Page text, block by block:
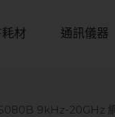
耗材 通訊儀器
9kHz-20GHz